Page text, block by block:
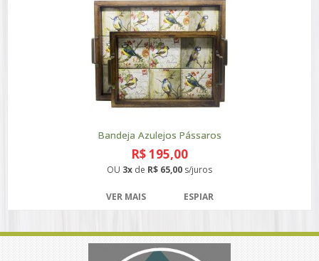
Bandeja Azulejos Pássaros
R$ 195,00
OU 3x de R$ 65,00 s/juros
VER MAIS ESPIAR